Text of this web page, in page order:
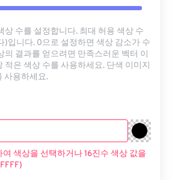
상 수를 설정합니다. 최대 허용 색상 수
)입니다. 0으로 설정하면 색상 감소가 수
의 결과를 얻으려면 만족스러운 벡터 이
적은 색상 수를 사용하세요. 단색 이미지
사용하세요.
색상을 선택하거나 16진수 색상 값을